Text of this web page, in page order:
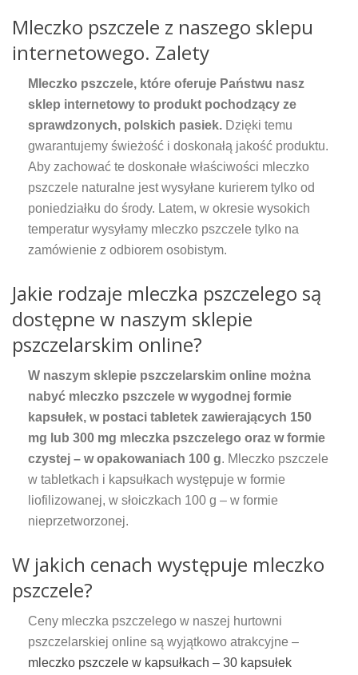
Mleczko pszczele z naszego sklepu
internetowego. Zalety
Mleczko pszczele, które oferuje Państwu nasz
sklep internetowy to produkt pochodzący ze
sprawdzonych, polskich pasiek. Dzięki temu
gwarantujemy świeżość i doskonałą jakość produktu.
Aby zachować te doskonałe właściwości mleczko
pszczele naturalne jest wysyłane kurierem tylko od
poniedziałku do środy. Latem, w okresie wysokich
temperatur wysyłamy mleczko pszczele tylko na
zamówienie z odbiorem osobistym.
Jakie rodzaje mleczka pszczelego są
dostępne w naszym sklepie
pszczelarskim online?
W naszym sklepie pszczelarskim online można
nabyć mleczko pszczele w wygodnej formie
kapsułek, w postaci tabletek zawierających 150
mg lub 300 mg mleczka pszczelego oraz w formie
czystej – w opakowaniach 100 g. Mleczko pszczele
w tabletkach i kapsułkach występuje w formie
liofilizowanej, w słoiczkach 100 g – w formie
nieprzetworzonej.
W jakich cenach występuje mleczko
pszczele?
Ceny mleczka pszczelego w naszej hurtowni
pszczelarskiej online są wyjątkowo atrakcyjne –
mleczko pszczele w kapsułkach – 30 kapsułek